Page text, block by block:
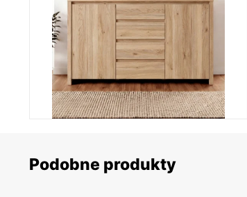
Podobne produkty